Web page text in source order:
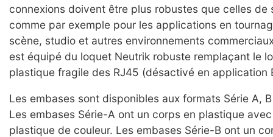
connexions doivent être plus robustes que celles de
comme par exemple pour les applications en
scène, studio et autres environnements
est équipé du loquet Neutrik robuste remplaçant le
plastique fragile des RJ45 (désactivé en application
Les embases sont disponibles aux formats Série A,
Les embases Série-A ont un corps en plastique
plastique de couleur. Les embases Série-B ont un